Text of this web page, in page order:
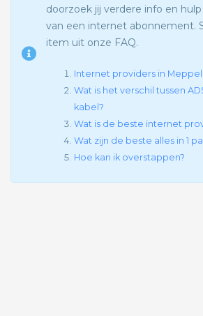
doorzoek jij verdere info en
van een internet abonnement.
item uit onze FAQ.
Internet providers in
Wat is het verschil tussen
kabel?
Wat is de beste internet
Wat zijn de beste alles in 1
Hoe kan ik overstappen?